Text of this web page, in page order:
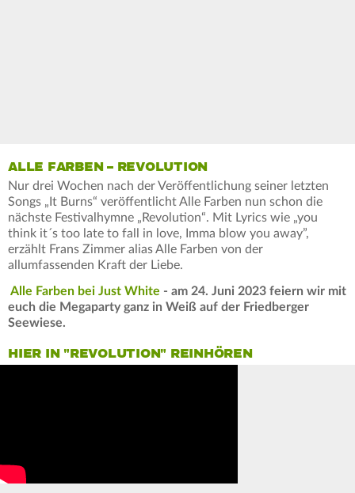
ALLE FARBEN – REVOLUTION
Nur drei Wochen nach der Veröffentlichung seiner letzten
Songs „It Burns“ veröffentlicht Alle Farben nun schon die
nächste Festivalhymne „Revolution“. Mit Lyrics wie „you
think it´s too late to fall in love, Imma blow you away”,
erzählt Frans Zimmer alias Alle Farben von der
allumfassenden Kraft der Liebe.
Alle Farben bei Just White - am 24. Juni 2023 feiern wir mit
euch die Megaparty ganz in Weiß auf der Friedberger
Seewiese.
HIER IN "REVOLUTION" REINHÖREN